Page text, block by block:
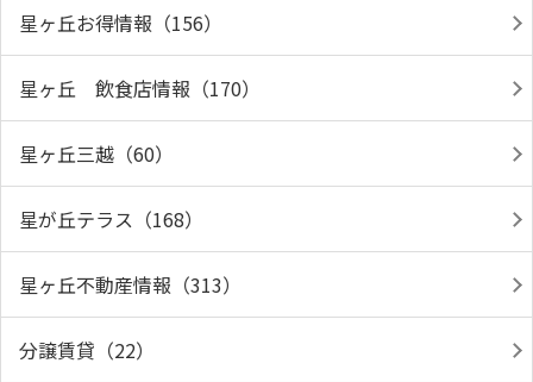
星ヶ丘お得情報（156）
星ヶ丘 飲食店情報（170）
星ヶ丘三越（60）
星が丘テラス（168）
星ヶ丘不動産情報（313）
分譲賃貸（22）